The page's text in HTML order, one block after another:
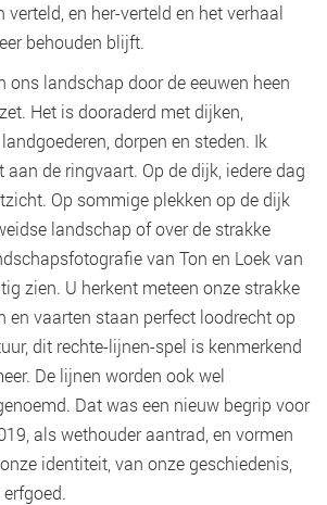
verteld, en her-verteld en het verhaal
behouden blijft.
ons landschap door de eeuwen heen
Het is dooraderd met dijken,
dorpen en steden. Ik
de ringvaart. Op de dijk, iedere dag
Op sommige plekken op de dijk
landschap of over de strakke
van Ton en Loek van
zien. U herkent meteen onze strakke
en vaarten staan perfect loodrecht op
dit rechte-lijnen-spel is kenmerkend
De lijnen worden ook wel
Dat was een nieuw begrip voor
als wethouder aantrad, en vormen
identiteit, van onze geschiedenis,